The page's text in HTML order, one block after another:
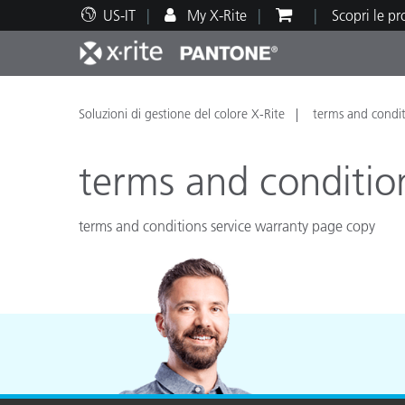
US-IT My X-Rite Scopri le
Principali prodotti
Stampa e Packaging
Automotive
Supporto tecnico
Risorse didattiche
Soluzioni di gestione del colore X-Rite terms and
terms and
terms and conditions service warranty page copy